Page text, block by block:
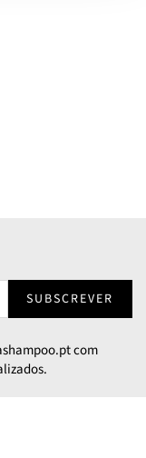
SUBSCREVER
com